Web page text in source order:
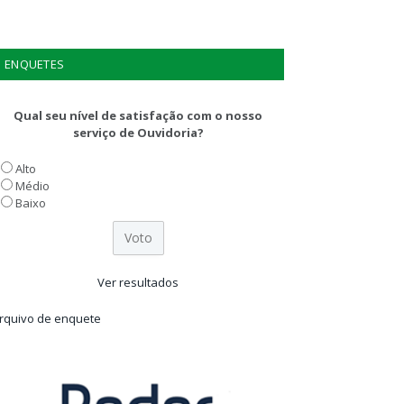
ENQUETES
Qual seu nível de satisfação com o nosso
serviço de Ouvidoria?
Alto
Médio
Baixo
Ver resultados
de enquete